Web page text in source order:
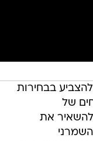
להצביע בבחירות
של
להשאיר את